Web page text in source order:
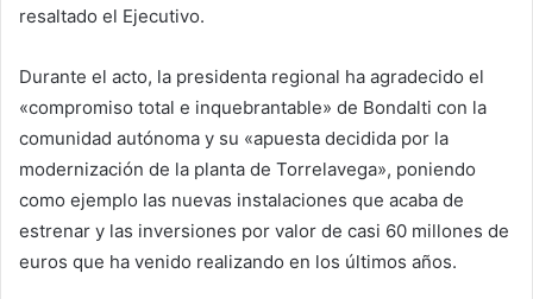
resaltado el Ejecutivo.
Durante el acto, la presidenta regional ha agradecido el
«compromiso total e inquebrantable» de Bondalti con la
comunidad autónoma y su «apuesta decidida por la
modernización de la planta de Torrelavega», poniendo
como ejemplo las nuevas instalaciones que acaba de
estrenar y las inversiones por valor de casi 60 millones de
euros que ha venido realizando en los últimos años.